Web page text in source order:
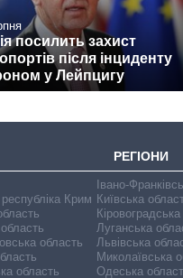
посилить захист
після інциденту
у Лейпцигу
РЕГІОНИ
Крим
область
область
Івано-
Київська
Луганська
Львівська
Миколаївська
Одеська